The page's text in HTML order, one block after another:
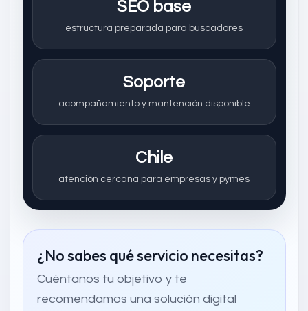
SEO base
estructura preparada para buscadores
Soporte
acompañamiento y mantención disponible
Chile
atención cercana para empresas y pymes
¿No sabes qué servicio necesitas?
Cuéntanos tu objetivo y te
recomendamos una solución digital